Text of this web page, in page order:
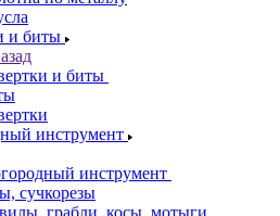
и биты
и биты
инструмент
инструмент
сучкорезы
грабли, косы, мотыги